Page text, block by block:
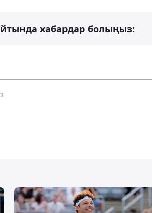
хабардар болыңыз: